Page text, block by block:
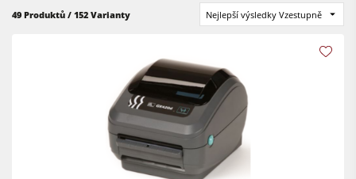
Srovnávací a tloušťkovací frézky
Spodní frézky
Okružní pily s frézkou
Kombinované dřevoobráběcí stroje
Formátovací pily
Tloušťkovací a srovnávcí frézky
49 Produktů / 152 Varianty Nejlepší výsledky Vzestupně